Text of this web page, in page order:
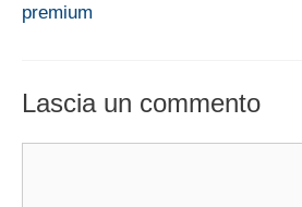
premium
Lascia un commento